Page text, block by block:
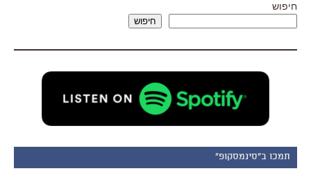
חיפוש
חיפוש
תמכו ב"סינמסקופ"